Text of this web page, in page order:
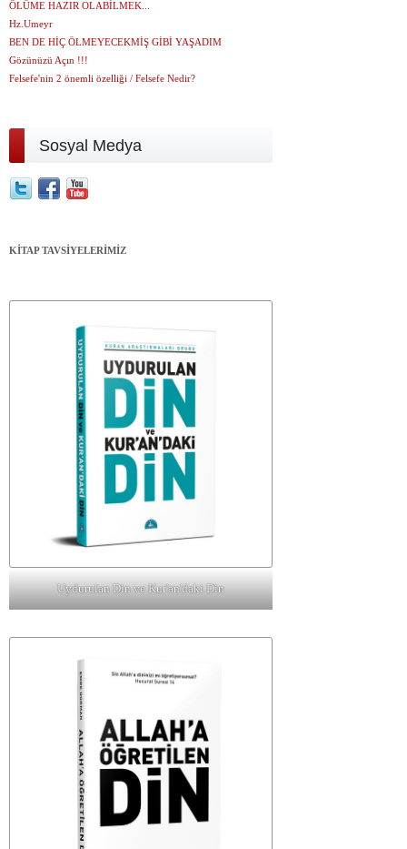
ÖLÜME HAZIR OLABİLMEK...
Hz.Umeyr
BEN DE HİÇ ÖLMEYECEKMİŞ GİBİ YAŞADIM
Gözünüzü Açın !!!
Felsefe'nin 2 önemli özelliği / Felsefe Nedir?
Sosyal Medya
KİTAP TAVSİYELERİMİZ
Uydurulan Din ve Kur'an'daki Din